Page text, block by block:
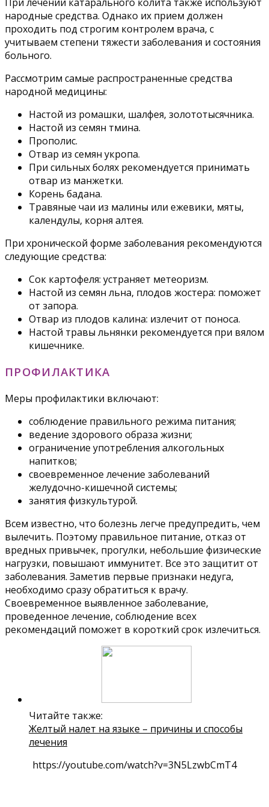
народные средства. Однако их прием должен
проходить под строгим контролем врача, с
учитываем степени тяжести заболевания и состояния
больного.
Рассмотрим самые распространенные средства
народной медицины:
Настой из ромашки, шалфея, золототысячника.
Настой из семян тмина.
Прополис.
Отвар из семян укропа.
При сильных болях рекомендуется принимать
отвар из манжетки.
Корень бадана.
Травяные чаи из малины или ежевики, мяты,
календулы, корня алтея.
При хронической форме заболевания рекомендуются
следующие средства:
Сок картофеля: устраняет метеоризм.
Настой из семян льна, плодов жостера: поможет
от запора.
Отвар из плодов калина: излечит от поноса.
Настой травы льнянки рекомендуется при вялом
кишечнике.
ПРОФИЛАКТИКА
Меры профилактики включают:
соблюдение правильного режима питания;
ведение здорового образа жизни;
ограничение употребления алкогольных
напитков;
своевременное лечение заболеваний
желудочно-кишечной системы;
занятия физкультурой.
Всем известно, что болезнь легче предупредить, чем
вылечить. Поэтому правильное питание, отказ от
вредных привычек, прогулки, небольшие физические
нагрузки, повышают иммунитет. Все это защитит от
заболевания. Заметив первые признаки недуга,
необходимо сразу обратиться к врачу.
Своевременное выявленное заболевание,
проведенное лечение, соблюдение всех
рекомендаций поможет в короткий срок излечиться.
Читайте также:
Желтый налет на языке – причины и способы
лечения
https://youtube.com/watch?v=3N5LzwbCmT4